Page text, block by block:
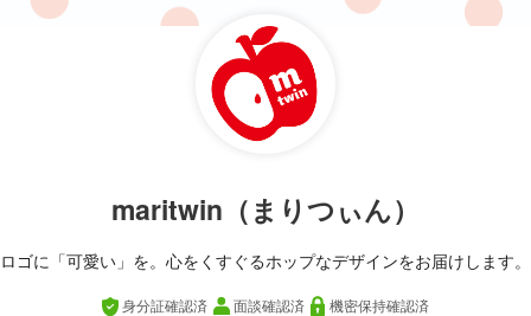
maritwin（まりつぃん）
ロゴに「可愛い」を。心をくすぐるホップなデザインをお届けします。
身分証確認済 面談確認済 機密保持確認済